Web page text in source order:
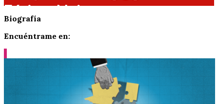
Fátima Najarro
Biografía
Encuéntrame en: